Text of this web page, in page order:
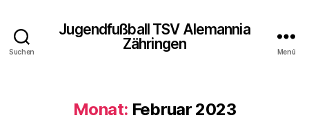
Suchen
Jugendfußball TSV Alemannia
Zähringen
Menü
Monat: Februar 2023